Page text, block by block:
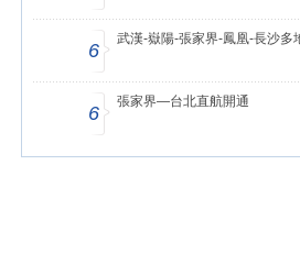
6
武漢-嶽陽-張家界-鳳凰-長沙多
6
張家界—台北直航開通